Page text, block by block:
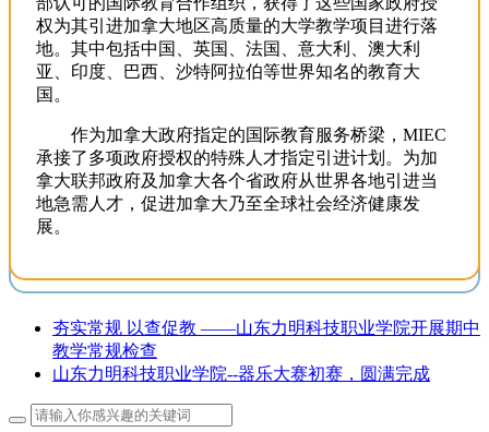
权为其引进加拿大地区高质量的大学教学项目进行落
地。其中包括中国、英国、法国、意大利、澳大利
亚、印度、巴西、沙特阿拉伯等世界知名的教育大
国。
作为加拿大政府指定的国际教育服务桥梁，MIEC
承接了多项政府授权的特殊人才指定引进计划。为加
拿大联邦政府及加拿大各个省政府从世界各地引进当
地急需人才，促进加拿大乃至全球社会经济健康发
展。
夯实常规 以查促教 ——山东力明科技职业学院开展期中
教学常规检查
山东力明科技职业学院--器乐大赛初赛，圆满完成